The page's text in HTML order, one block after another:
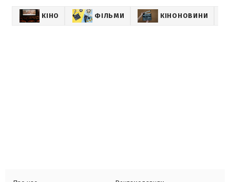
КІНО ФІЛЬМИ КІНОНОВИНИ